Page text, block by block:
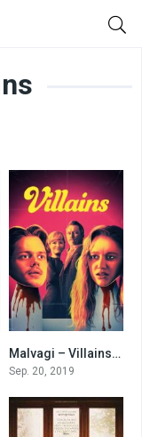
6.2Malvagi – Villains (2019)
Sep. 20, 2019